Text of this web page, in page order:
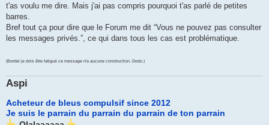
t'as voulu me dire. Mais j'ai pas compris pourquoi t'as parlé de petites
barres.
Bref tout ça pour dire que le Forum me dit “Vous ne pouvez pas consulter
les messages privés.”, ce qui dans tous les cas est problématique.
(Bordel je dois être fatigué ce message n'a aucune construction. Dodo.)
Aspi
Acheteur de bleus compulsif since 2012
Je suis le parrain du parrain du parrain de ton parrain